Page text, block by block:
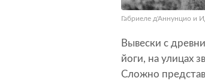
Габриеле д'Аннунцио и
Вывески с
йоги, на улицах
Сложно